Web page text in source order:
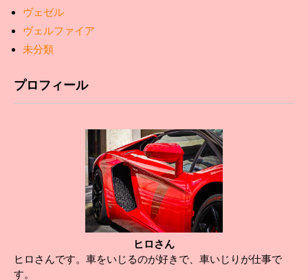
ヴェゼル
ヴェルファイア
未分類
プロフィール
ヒロさん
ヒロさんです。車をいじるのが好きで、車いじりが仕事で
す。